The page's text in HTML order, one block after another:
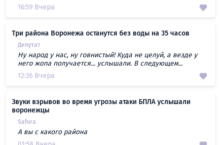
16:59 Вчера
Три района Воронежа останутся без воды на 35 часов
Депутат
Ну народ у нас, ну говнистый! Куда не целуй, а везде у
него жопа получается... услышали. В следующем...
12:36 Вчера
Звуки взрывов во время угрозы атаки БПЛА услышали
воронежцы
Safura
А вы с какого района